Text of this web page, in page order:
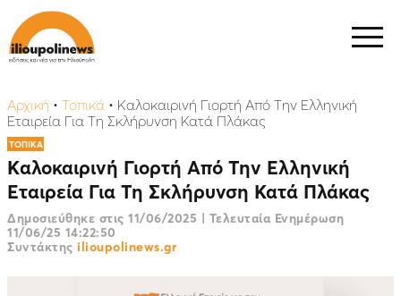
Αρχική • Τοπικά • Kαλοκαιρινή Γιορτή Από Την Ελληνική
Εταιρεία Για Τη Σκλήρυνση Κατά Πλάκας
ΤΟΠΙΚΑ
Kαλοκαιρινή Γιορτή Από Την Ελληνική
Εταιρεία Για Τη Σκλήρυνση Κατά Πλάκας
Δημοσιεύθηκε στις 11/06/2025 | Τελευταία Ενημέρωση
11/06/25 14:22:50
Συντάκτης ilioupolinews.gr